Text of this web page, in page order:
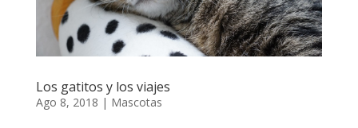
Los gatitos y los viajes
Ago 8, 2018 | Mascotas